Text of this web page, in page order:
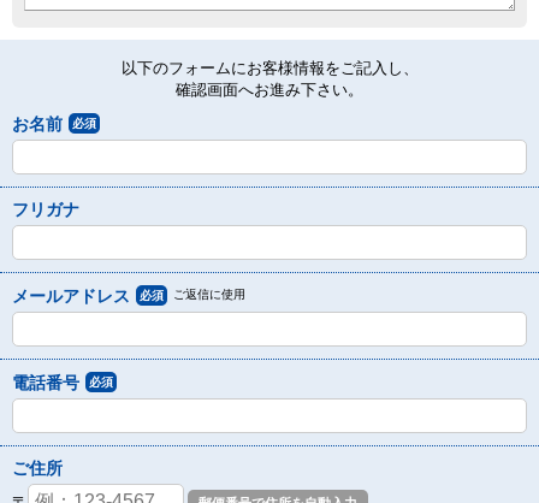
以下のフォームにお客様情報をご記入し、
確認画面へお進み下さい。
お名前 必須
フリガナ
メールアドレス 必須 ご返信に使用
電話番号 必須
ご住所